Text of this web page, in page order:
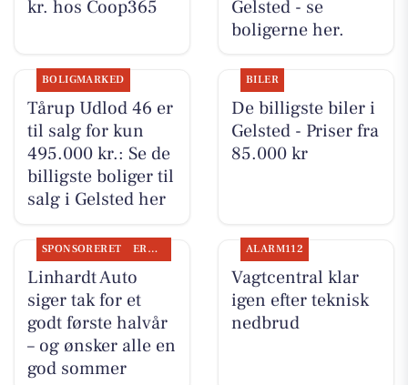
kr. hos Coop365
Gelsted - se
boligerne her.
BOLIGMARKED
Tårup Udlod 46 er
til salg for kun
495.000 kr.: Se de
billigste boliger til
salg i Gelsted her
BILER
De billigste biler i
Gelsted - Priser fra
85.000 kr
SPONSORERET ERHVERV
Linhardt Auto
siger tak for et
godt første halvår
– og ønsker alle en
god sommer
ALARM112
Vagtcentral klar
igen efter teknisk
nedbrud